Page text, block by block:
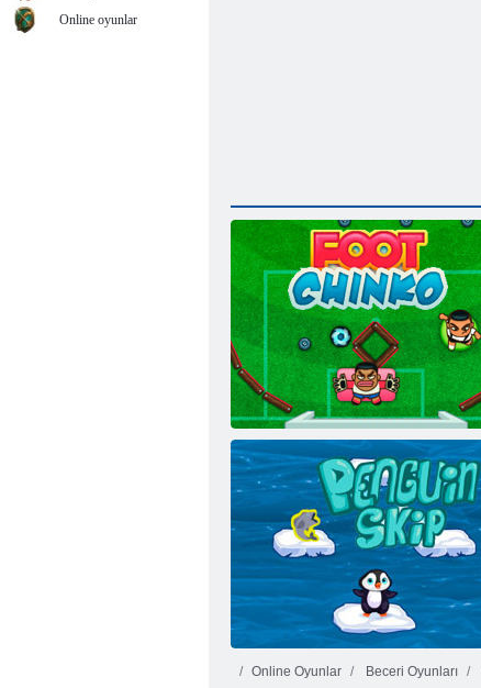
Bacak Cinco
Online Oyunlar Beceri Oyunları
Online oyunlar